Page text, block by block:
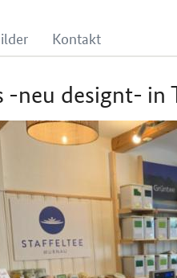
Kontakt
-neu designt- in